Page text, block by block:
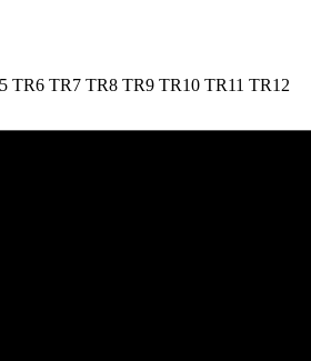
TR6 TR7 TR8 TR9 TR10 TR11 TR12